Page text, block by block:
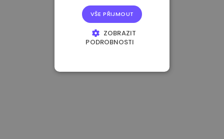
VŠE PŘIJMOUT
ZOBRAZIT
PODROBNOSTI